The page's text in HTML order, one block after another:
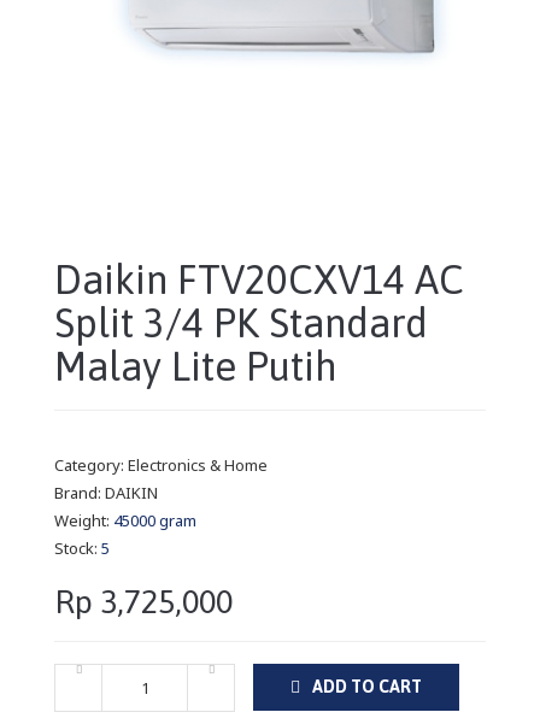
Daikin FTV20CXV14 AC
Split 3/4 PK Standard
Malay Lite Putih
Category: Electronics & Home
Brand: DAIKIN
Weight: 45000 gram
Stock: 5
Rp 3,725,000
ADD TO CART